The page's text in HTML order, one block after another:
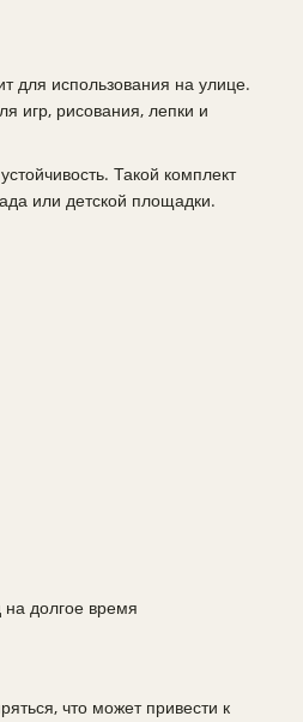
для использования на улице.
игр, рисования, лепки и
Такой комплект
или детской площадки.
на долгое время
что может привести к